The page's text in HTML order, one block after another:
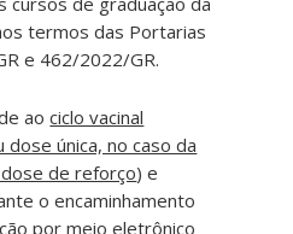
termos das Portarias
e 462/2022/GR.
aociclo vacinal
única, no caso da
dose de reforço) e
o encaminhamento
por meio eletrônico